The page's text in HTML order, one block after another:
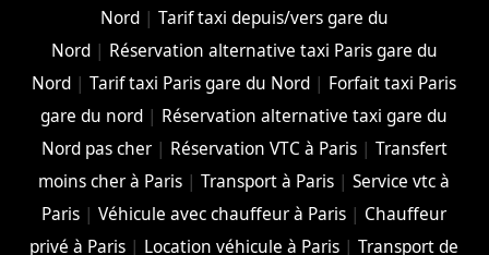
Nord| Tarif taxi depuis/vers gare du
Nord| Réservation alternative taxi Paris gare du
Nord |Tarif taxi Paris gare du Nord | Forfait taxi Paris
gare du nord | Réservation alternative taxi gare du
Nord pas cher| Réservation VTC à Paris| Transfert
moins cher à Paris |Transport à Paris |Service vtc à
Paris |Véhicule avec chauffeur à Paris | Chauffeur
privé à Paris | Location véhicule à Paris |Transport de